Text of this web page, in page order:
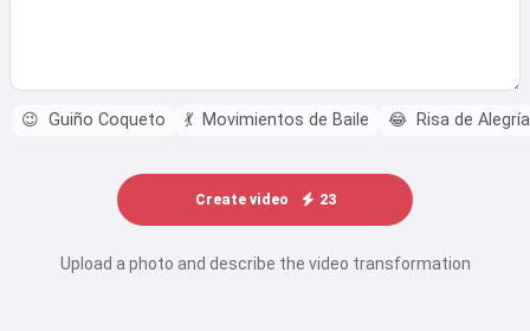
😉 Guiño Coqueto 💃 Movimientos de Baile 😂 Risa de Alegría
Create video 23
Upload a photo and describe the video transformation